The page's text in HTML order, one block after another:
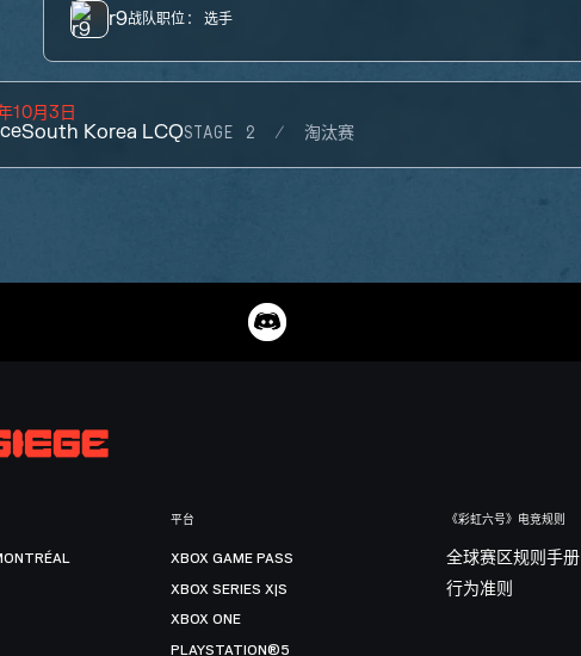
r9战队职位： 选手
10月3日
South Korea LCQSTAGE 2 淘汰赛
平台
XBOX GAME PASS
XBOX SERIES X|S
XBOX ONE
PLAYSTATION®5
《彩虹六号》电竞规则
全球赛区规则手册
行为准则